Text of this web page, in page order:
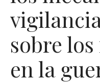
sobre
en la